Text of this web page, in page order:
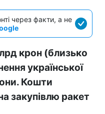
через факти, а не
крон (близько
української
Кошти
закупівлю ракет